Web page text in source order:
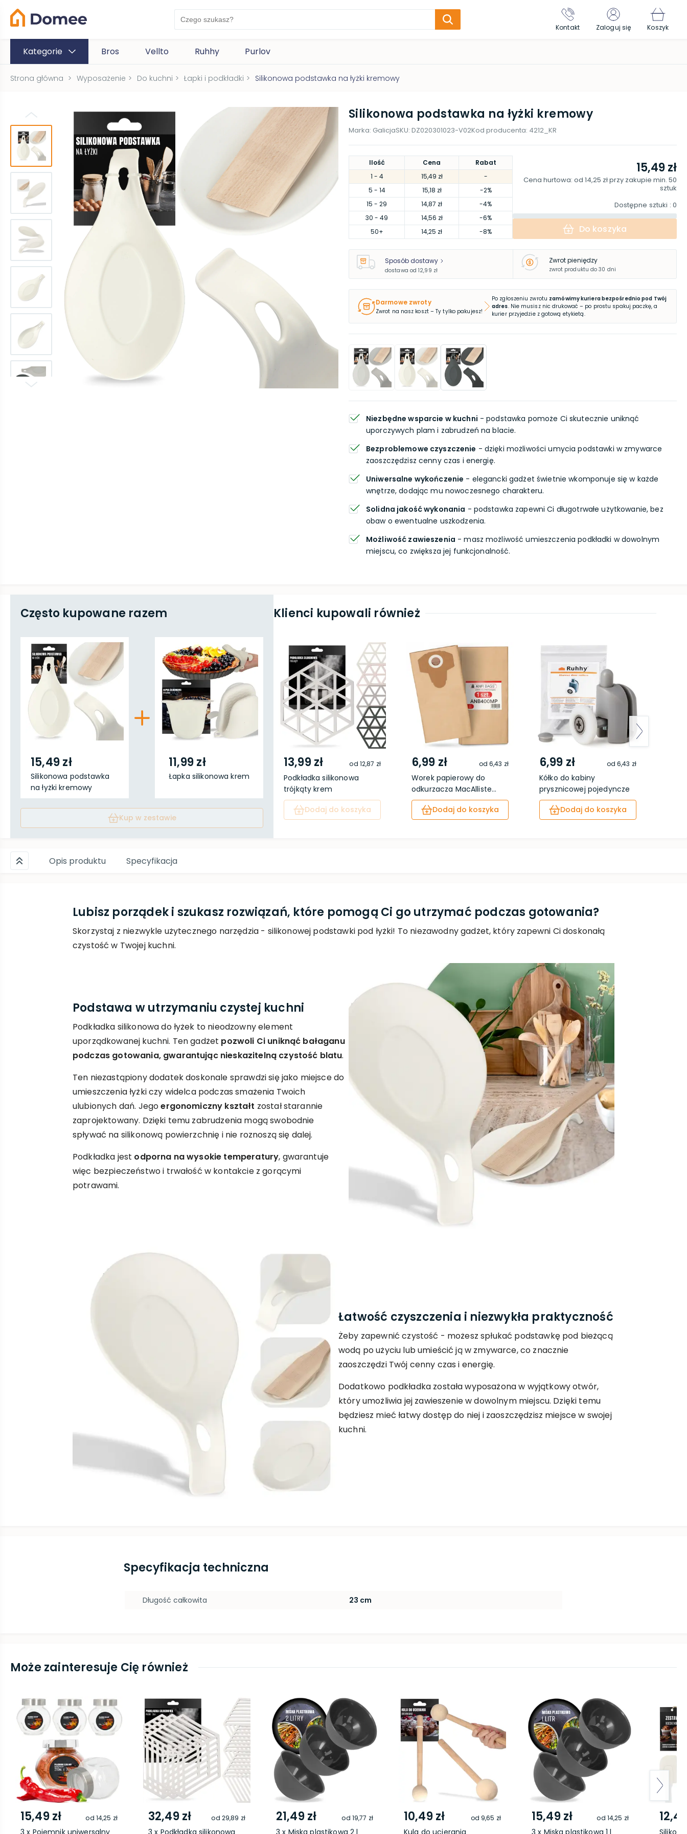
Kontakt Zaloguj się Koszyk
Kategorie Bros Vellto Ruhhy Purlov
Strona główna > Wyposażenie > Do kuchni > Łapki i podkładki > Silikonowa podstawka na łyżki kremowy
Silikonowa podstawka na łyżki kremowy
Marka: GalicjaSKU: DZ020301023-V02Kod producenta: 4212_KR
Ilość Cena
Rabat
1 - 4 15,49 zł
-
5 - 14 15,18 zł
-2%
15 - 29 14,87 zł
-4%
30 - 49 14,56 zł
-6%
50+ 14,25 zł -8%
15,49 zł
Cena hurtowa: od 14,25 złprzy zakupie min. 50
sztuk
Dostępne sztuki : 0
Do koszyka
Sposób dostawy
dostawa od 12,99 zł
Zwrot pieniędzy
zwrot produktu do 30 dni
Darmowe zwroty
Zwrot na nasz koszt – Ty tylko pakujesz!
Po zgłoszeniu zwrotu zamówimy kuriera bezpośrednio pod Twój
adres. Nie musisz nic drukować – po prostu spakuj paczkę, a
kurier przyjedzie z gotową etykietą.
Niezbędne wsparcie w kuchni - podstawka pomoże Ci skutecznie uniknąć
uporczywych plam i zabrudzeń na blacie.
Bezproblemowe czyszczenie - dzięki możliwości umycia podstawki w zmywarce
zaoszczędzisz cenny czas i energię.
Uniwersalne wykończenie - elegancki gadżet świetnie wkomponuje się w każde
wnętrze, dodając mu nowoczesnego charakteru.
Solidna jakość wykonania - podstawka zapewni Ci długotrwałe użytkowanie, bez
obaw o ewentualne uszkodzenia.
Możliwość zawieszenia - masz możliwość umieszczenia podkładki w dowolnym
miejscu, co zwiększa jej funkcjonalność.
Często kupowane razem
15,49 zł
Silikonowa podstawka
na łyżki kremowy
11,99 zł
Łapka silikonowa krem
Kup w zestawie
Klienci kupowali również
13,99 zł od 12,87 zł
Podkładka silikonowa
trójkąty krem
Dodaj do koszyka
6,99 zł od6,43 zł
Worek papierowy do
odkurzacza MacAlliste...
Dodaj do koszyka
6,99 zł od6,43 zł
Kółko do kabiny
prysznicowej pojedyncze
...
Dodaj do koszyka
Opis produktu Specyfikacja
Lubisz porządek i szukasz rozwiązań, które pomogą Ci go utrzymać podczas gotowania?
Skorzystaj z niezwykle użytecznego narzędzia - silikonowej podstawki pod łyżki! To niezawodny gadżet, który zapewni Ci doskonałą
czystość w Twojej kuchni.
Podstawa w utrzymaniu czystej kuchni
Podkładka silikonowa do łyżek to nieodzowny element
uporządkowanej kuchni. Ten gadżet pozwoli Ci uniknąć bałaganu
podczas gotowania, gwarantując nieskazitelną czystość blatu.
Ten niezastąpiony dodatek doskonale sprawdzi się jako miejsce do
umieszczenia łyżki czy widelca podczas smażenia Twoich
ulubionych dań. Jegoergonomiczny kształt został starannie
zaprojektowany. Dzięki temu zabrudzenia mogą swobodnie
spływać na silikonową powierzchnię i nie roznoszą się dalej.
Podkładka jest odporna na wysokie temperatury, gwarantuje
więc bezpieczeństwo i trwałość w kontakcie z gorącymi
potrawami.
Łatwość czyszczenia i niezwykła praktyczność
Żeby zapewnić czystość - możesz spłukać podstawkę pod bieżącą
wodą po użyciu lub umieścić ją w zmywarce, co znacznie
zaoszczędzi Twój cenny czas i energię.
Dodatkowo podkładka została wyposażona w wyjątkowy otwór,
który umożliwia jej zawieszenie w dowolnym miejscu. Dzięki temu
będziesz mieć łatwy dostęp do niej i zaoszczędzisz miejsce w swojej
kuchni.
Specyfikacja techniczna
Długość całkowita 23 cm
Może zainteresuje Cię również
15,49 zł od 14,25 zł
3 x Pojemnik uniwersalny
32,49 zł od 29,89 zł
3 x Podkładka silikonowa
21,49 zł od 19,77 zł
3 x Miska plastikowa 2 l
10,49 zł od 9,65 zł
Kula do ucierania
15,49 zł od 14,25 zł
3 x Miska plastikowa 1 l